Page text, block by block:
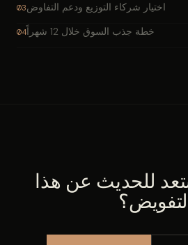
03اختيار شركاء التوزيع ودعم التفاوض
04 خطة جذب السوق خلال 12 شهراً
للحديث عن هذا